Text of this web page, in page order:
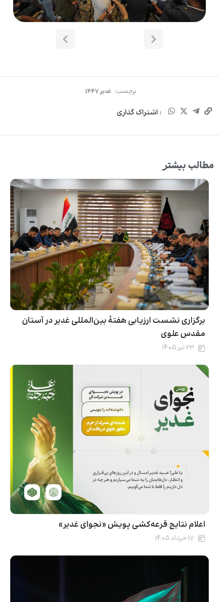
برچسب: غدیر ۱۴۴۷
: اشتراک گذاری
مطالب بیشتر
برگزاری نشست ارزیابی هفتۀ بین‌المللی غدیر در آستان
مقدس علوی
۲۳ تیر ۱۴۰۵
اعلام نتایج قرعه‌کشی پویش «نجوای غدیر»
۱۷ خرداد ۱۴۰۵